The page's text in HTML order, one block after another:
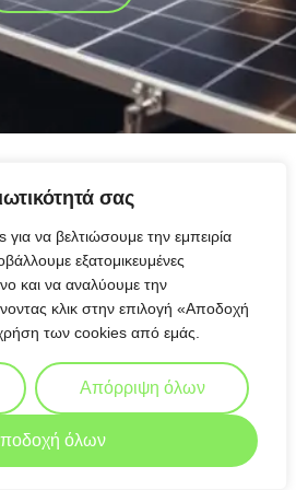
σας
να βελτιώσουμε την εμπειρία
εξατομικευμένες
και να αναλύουμε την
κλικ στην επιλογή «Αποδοχή
των cookies από εμάς.
Απόρριψη όλων
όλων